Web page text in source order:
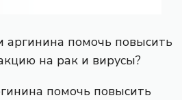
помочь повысить